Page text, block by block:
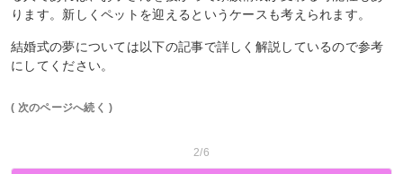
ります。新しくペットを迎えるというケースも考えられます。
結婚式の夢については以下の記事で詳しく解説しているので参考
にしてください。
( 次のページへ続く )
2/6